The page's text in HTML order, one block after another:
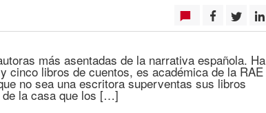
más asentadas de la narrativa española. Ha
cinco libros de cuentos, es académica de la RAE
no sea una escritora superventas sus libros
de la casa que los […]